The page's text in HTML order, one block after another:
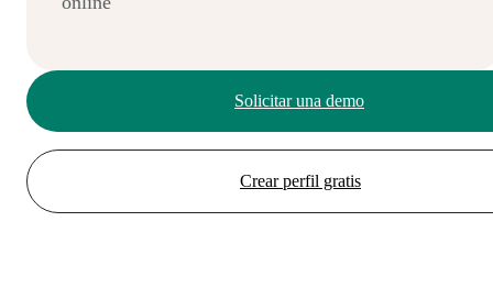
Solicitar una demo
Crear perfil gratis